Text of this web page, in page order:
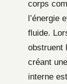
corps
l’énergie
fluide.
obstruent
créant
interne